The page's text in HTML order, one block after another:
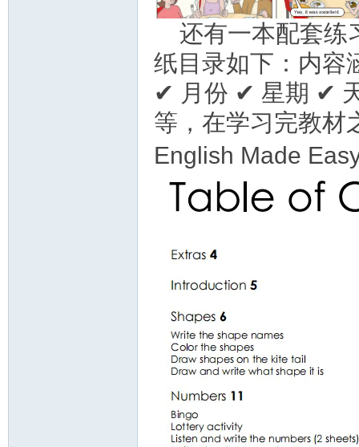
还有一本配套练
纸目录如下：内
✔ 月份 ✔ 星期 ✔
等，在学习完教材
English Made